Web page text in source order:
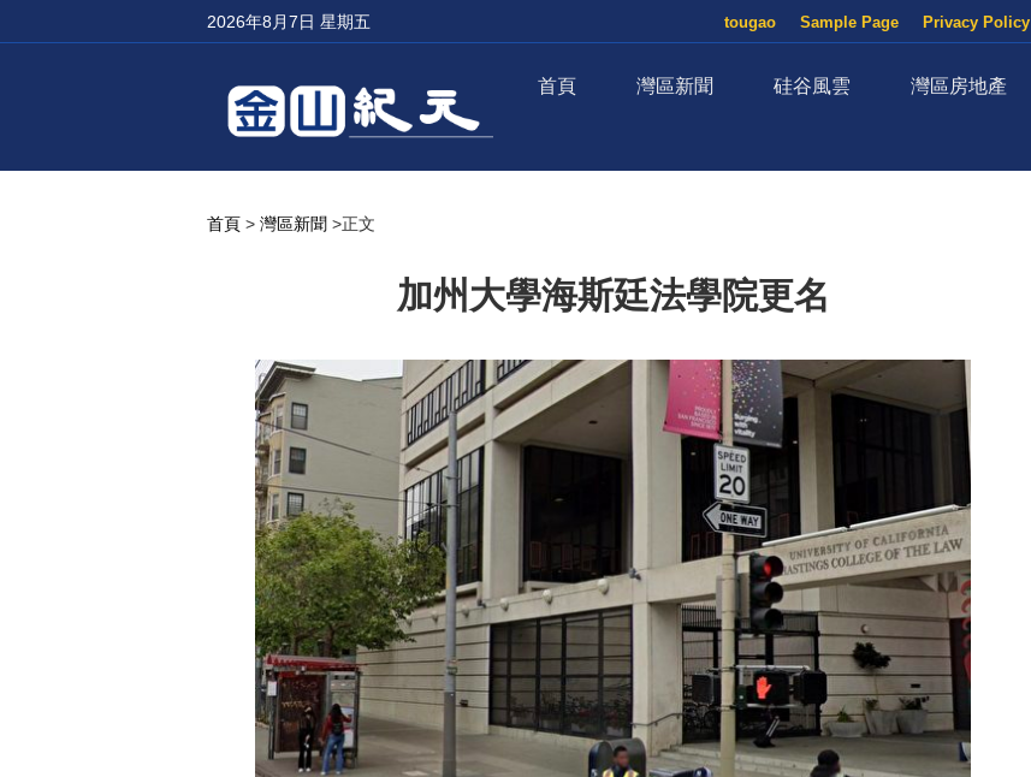
2026年8月7日 星期五 Privacy Policy
Sample Page
tougao
首頁 灣區新聞 硅谷風雲 灣區房地產
首頁 > 灣區新聞 >正文
加州大學海斯廷法學院更名